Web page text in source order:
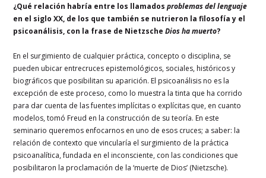
¿Qué relación habría entre los llamadosproblemas del lenguaje
en el siglo XX, de los que también se nutrieron la filosofía y el
psicoanálisis, con la frase de NietzscheDios ha muerto?
En el surgimiento de cualquier práctica, concepto o disciplina, se
pueden ubicar entrecruces epistemológicos, sociales, históricos y
biográficos que posibilitan su aparición. El psicoanálisis no es la
excepción de este proceso, como lo muestra la tinta que ha corrido
para dar cuenta de las fuentes implícitas o explícitas que, en cuanto
modelos, tomó Freud en la construcción de su teoría. En este
seminario queremos enfocarnos en uno de esos cruces; a saber: la
relación de contexto que vincularía el surgimiento de la práctica
psicoanalítica, fundada en el inconsciente, con las condiciones que
posibilitaron la proclamación de la ‘muerte de Dios’ (Nietzsche).